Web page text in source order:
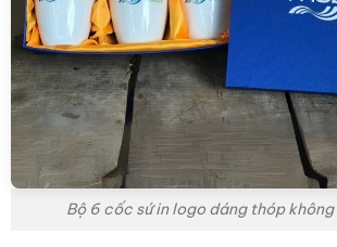
Bộ 6 cốc sứ in logo dáng thóp